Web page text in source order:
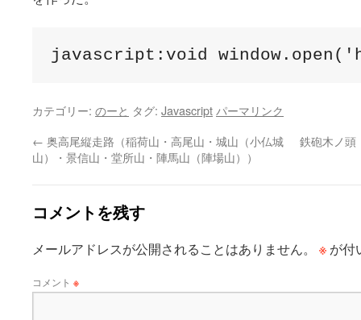
javascript:void
カテゴリー: のーと タグ: Javascript パーマリンク
← 奥高尾縦走路（稲荷山・高尾山・城山（小仏城
山）・景信山・堂所山・陣馬山（陣場山））
鉄砲木ノ頭
コメントを残す
メールアドレスが公開されることはありません。 ※ が付
コメント ※